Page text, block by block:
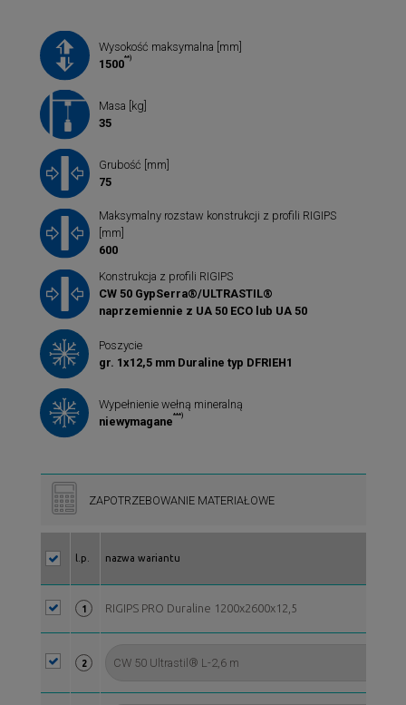
Wysokość maksymalna [mm]
1500**)
Masa [kg]
35
Grubość [mm]
75
Maksymalny rozstaw konstrukcji z profili RIGIPS
[mm]
600
Konstrukcja z profili RIGIPS
CW 50 GypSerra®/ULTRASTIL®
naprzemiennie z UA 50 ECO lub UA 50
Poszycie
gr. 1x12,5 mm Duraline typ DFRIEH1
Wypełnienie wełną mineralną
niewymagane***)
ZAPOTRZEBOWANIE MATERIAŁOWE
l.p. nazwa wariantu
1 RIGIPS PRO Duraline 1200x2600x12,5
2